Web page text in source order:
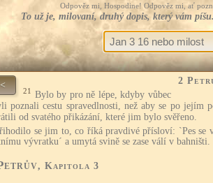
Odpověz mi, Hospodine! Odpověz mi, ať
To už je, milovaní, druhý dopis, který vám
< 2
21 Bylo by pro ně lépe, kdyby vůbec
poznali cestu spravedlnosti, než aby se po jejím
od svatého přikázání, které jim bylo svěřeno.
se jim to, co říká pravdivé přísloví: `Pes se
vývratku´ a umytá svině se zase válí v bahništi.
, Kapitola 3